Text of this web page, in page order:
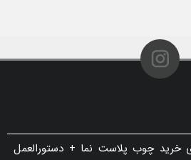
خرید چوب پلاست نما + دستورالعمل